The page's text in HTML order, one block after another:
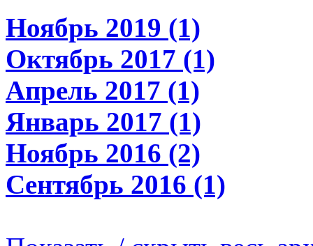
Ноябрь 2019 (1)
Октябрь 2017 (1)
Апрель 2017 (1)
Январь 2017 (1)
Ноябрь 2016 (2)
Сентябрь 2016 (1)